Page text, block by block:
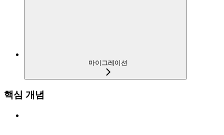
마이그레이션
핵심 개념